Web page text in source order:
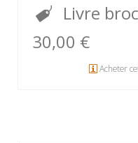
Livre
30,00 €
Acheter